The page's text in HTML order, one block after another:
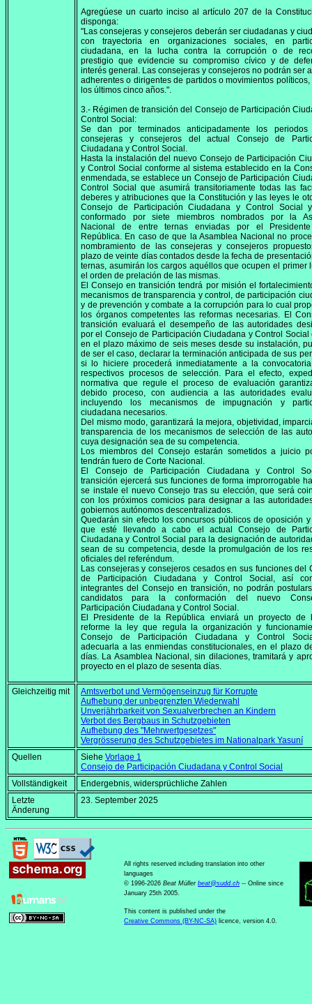
Agregúese un cuarto inciso al artículo 207 de la
disponga:
"Las consejeras y consejeros deberán ser ciudadanas y
con trayectoria en organizaciones sociales, en
ciudadana, en la lucha contra la corrupción o de
prestigio que evidencie su compromiso cívico y de
interés general. Las consejeras y consejeros no podrán ser
adherentes o dirigentes de partidos o movimientos políticos,
los últimos cinco años.".
3.- Régimen de transición del Consejo de Participación
Control Social:
Se dan por terminados anticipadamente los
consejeras y consejeros del actual Consejo de
Ciudadana y Control Social.
Hasta la instalación del nuevo Consejo de Participación
y Control Social conforme al sistema establecido en la
enmendada, se establece un Consejo de Participación
Control Social que asumirá transitoriamente todas las
deberes y atribuciones que la Constitución y las leyes le
Consejo de Participación Ciudadana y Control Social
conformado por siete miembros nombrados por la
Nacional de entre ternas enviadas por el
República. En caso de que la Asamblea Nacional no
nombramiento de las consejeras y consejeros
plazo de veinte días contados desde la fecha de
ternas, asumirán los cargos aquéllos que ocupen el primer
el orden de prelación de las mismas.
El Consejo en transición tendrá por misión el
mecanismos de transparencia y control, de participación
y de prevención y combate a la corrupción para lo cual
los órganos competentes las reformas necesarias. El
transición evaluará el desempeño de las autoridades
por el Consejo de Participación Ciudadana y Control Social
en el plazo máximo de seis meses desde su instalación,
de ser el caso, declarar la terminación anticipada de sus
si lo hiciere procederá inmediatamente a la
respectivos procesos de selección. Para el efecto,
normativa que regule el proceso de evaluación
debido proceso, con audiencia a las autoridades
incluyendo los mecanismos de impugnación y
ciudadana necesarios.
Del mismo modo, garantizará la mejora, objetividad,
transparencia de los mecanismos de selección de las
cuya designación sea de su competencia.
Los miembros del Consejo estarán sometidos a juicio
tendrán fuero de Corte Nacional.
El Consejo de Participación Ciudadana y Control
transición ejercerá sus funciones de forma improrrogable
se instale el nuevo Consejo tras su elección, que será
con los próximos comicios para designar a las
gobiernos autónomos descentralizados.
Quedarán sin efecto los concursos públicos de oposición y
que esté llevando a cabo el actual Consejo de
Ciudadana y Control Social para la designación de
sean de su competencia, desde la promulgación de los
oficiales del referéndum.
Las consejeras y consejeros cesados en sus funciones del
de Participación Ciudadana y Control Social, así
integrantes del Consejo en transición, no podrán
candidatos para la conformación del nuevo
Participación Ciudadana y Control Social.
El Presidente de la República enviará un proyecto de
reforme la ley que regula la organización y
Consejo de Participación Ciudadana y Control
adecuarla a las enmiendas constitucionales, en el plazo
días. La Asamblea Nacional, sin dilaciones, tramitará y
proyecto en el plazo de sesenta días.
Gleichzeitig mit
Amtsverbot und Vermögenseinzug für Korrupte
Aufhebung der unbegrenzten Wiederwahl
Unverjährbarkeit von Sexualverbrechen an Kindern
Verbot des Bergbaus in Schutzgebieten
Aufhebung des "Mehrwertgesetzes"
Vergrösserung des Schutzgebietes im Nationalpark Yasuní
Quellen
Siehe Vorlage 1
Consejo de Participación Ciudadana y Control Social
Vollständigkeit
Endergebnis, widersprüchliche Zahlen
Letzte
Änderung
23. September 2025
All rights reserved including translation into other
languages
© 1996-2026 Beat Müller beat@sudd.ch -- Online since
January 25th 2005.
This content is published under the
Creative Commons (BY-NC-SA) licence, version 4.0.